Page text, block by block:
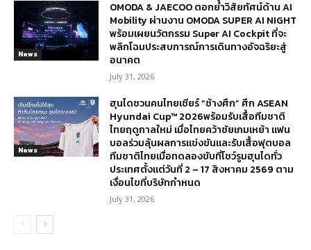
News
OMODA & JAECOO ตอกย้ำวิสัยทัศน์ด้าน AI
Mobility ผ่านงาน OMODA SUPER AI NIGHT
พร้อมเผยนวัตกรรม Super AI Cockpit ที่จะ
พลิกโฉมประสบการณ์การเดินทางอัจฉริยะสู่
อนาคต
July 31, 2026
News
ฮุนไดชวนคนไทยเชียร์ “ช้างศึก” ศึก ASEAN
Hyundai Cup™ 2026พร้อมรับเสื้อทีมชาติ
ไทยฤดูกาลใหม่ เมื่อไทยคว้าชัยเกมเหย้า แฟน
บอลร่วมลุ้นผลการแข่งขันและรับเสื้อฟุตบอล
ทีมชาติไทยเมื่อทดลองขับที่โชว์รูมฮุนไดทั่ว
ประเทศตั้งแต่วันที่ 2 – 17 สิงหาคม 2569 ตาม
เงื่อนไขที่บริษัทกำหนด
July 31, 2026